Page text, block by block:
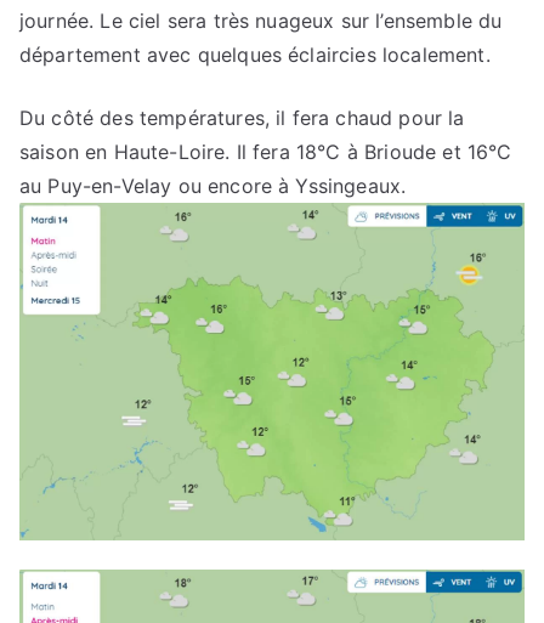
journée. Le ciel sera très nuageux sur l’ensemble du
département avec quelques éclaircies localement.
Du côté des températures, il fera chaud pour la
saison en Haute-Loire. Il fera 18°C à Brioude et 16°C
au Puy-en-Velay ou encore à Yssingeaux.